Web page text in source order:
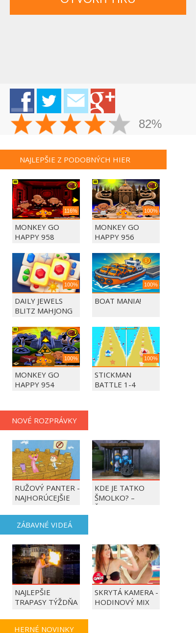
82%
NAJLEPŠIE Z PODOBNÝCH HIER
116%
MONKEY GO
HAPPY 958
100%
MONKEY GO
HAPPY 956
100%
DAILY JEWELS
BLITZ MAHJONG
100%
BOAT MANIA!
100%
MONKEY GO
HAPPY 954
100%
STICKMAN
BATTLE 1-4
NOVÉ ROZPRÁVKY
RUŽOVÝ PANTER -
NAJHORÚCEJŠIE
KDE JE TATKO
ŠMOLKO? –
ŠMOLKOVIA
ZÁBAVNÉ VIDEÁ
NAJLEPŠIE
TRAPASY TÝŽDŇA
SKRYTÁ KAMERA -
HODINOVÝ MIX
HERNÉ NOVINKY